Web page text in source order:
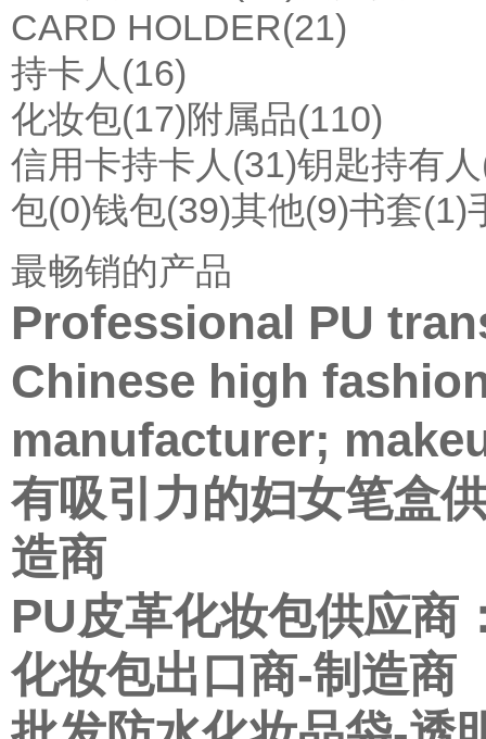
CARD HOLDER(21)
持卡人 (16)
化妆包(17)附属品(110)
信用卡持卡人 (31)钥匙持有人
包(0)钱包(39)其他(9)书套(1)
最畅销的产品
Professional PU
Chinese high
manufacturer;
有吸引力的妇女笔盒
造商
PU皮革化妆包供应商
化妆包出口商-制造商